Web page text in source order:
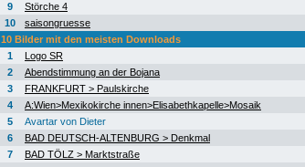
9
Störche 4
10
saisongruesse
10 Bilder mit den meisten Downloads
1
Logo SR
2
Abendstimmung an der Bojana
3
FRANKFURT > Paulskirche
4
A:Wien>Mexikokirche innen>Elisabethkapelle>Mosaik
5
Avartar von Dieter
6
BAD DEUTSCH-ALTENBURG > Denkmal
7
BAD TÖLZ > Marktstraße